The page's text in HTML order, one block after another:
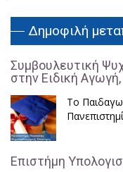
Δημοφιλή
Συμβουλευτική
στην Ειδική
Το
Επιστήμη